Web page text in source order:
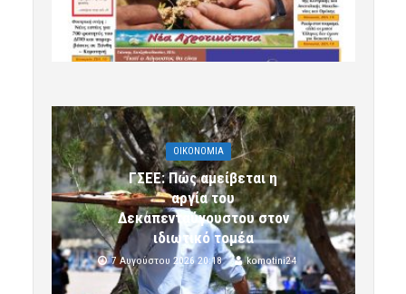
OIKONOMIA
ΓΣΕΕ: Πώς αμείβεται η
αργία του
Δεκαπενταύγουστου στον
ιδιωτικό τομέα
7 Αυγούστου 2026 20:18 komotini24